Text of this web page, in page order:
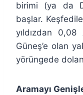
birimi (ya da
başlar.
yıldızdan 0,08
Güneş’e olan
yörüngede
Aramayı